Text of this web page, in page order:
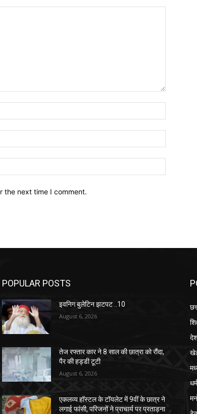
the next time I comment.
POPULAR POSTS
इवनिग बुलेटिन झटपट ..10
August 6, 2026
तेज रफ्तार कार ने 8 साल की छात्रा को रौंदा,
पैर की हड्डी टूटी
August 6, 2026
एकलव्य हॉस्टल के टॉयलेट में 9वीं के छात्र ने
लगाई फांसी, परिजनों ने प्राचार्य पर प्रताड़ना
धर्म